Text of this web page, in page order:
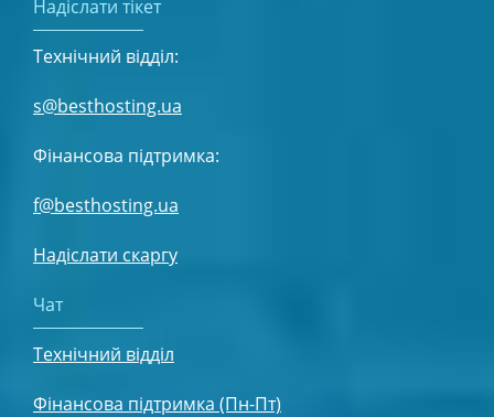
Надіслати тікет
Технічний відділ:
s@besthosting.ua
Фінансова підтримка:
f@besthosting.ua
Надіслати скаргу
Чат
Технічний відділ
Фінансова підтримка (Пн-Пт)